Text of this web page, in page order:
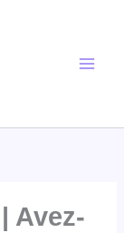
Avez-